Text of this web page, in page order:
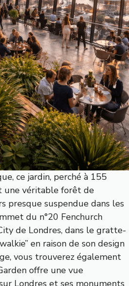
ce jardin, perché à 155
une véritable forêt de
presque suspendue dans les
du n°20 Fenchurch
de Londres, dans le gratte-
en raison de son design
vous trouverez également
offre une vue
Londres et ses monuments